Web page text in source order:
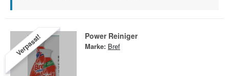
Verpasst! Power Reiniger
Marke: Bref